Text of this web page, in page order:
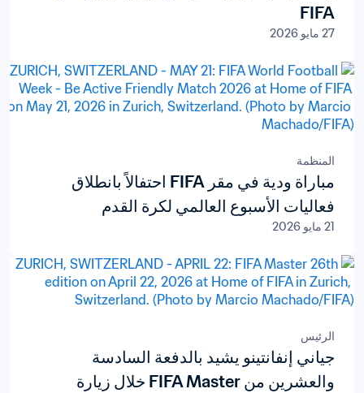
FIFA
27 مايو 2026
المنظمة
مباراة ودية في مقر FIFA احتفالاً بانطلاق
فعاليات الأسبوع العالمي لكرة القدم
21 مايو 2026
الرئيس
جياني إنفانتينو يشيد بالدفعة السادسة
والعشرين من FIFA Master خلال زيارة